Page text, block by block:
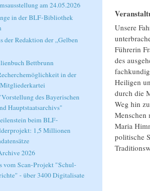
Unsere
Führerin
des
Heiligen
durch die
Weg hin
Menschen
Maria
politische
am 24.05.2026
in der BLF-Bibliothek
der Redaktion der „Gelben
Bettbrunn
in der
des Bayerischen
Hauptstaatsarchivs"
beim BLF-
1,5 Millionen
2026
vom Scan-Projekt "Schul-
- über 3400 Digitalisate